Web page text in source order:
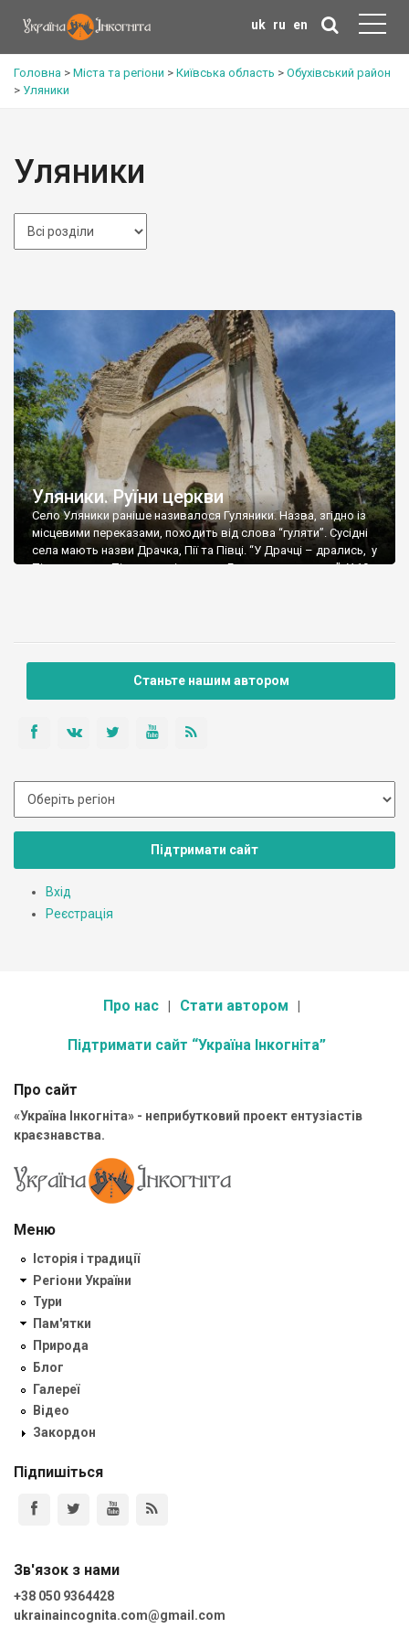
uk ru en
Головна > Міста та регіони > Київська область > Обухівський район
> Уляники
Уляники
Уляники. Руїни церкви
Село Уляники раніше називалося Гуляники. Назва, згідно із
місцевими переказами, походить від слова “гуляти”. Сусідні
села мають назви Драчка, Пії та Півці. “У Драчці – дрались, у
Піях – пили, у Півцях – співали, а у Гуляниках – гуляли.” У 19
Станьте нашим автором
Підтримати сайт
Вхід
Реєстрація
Про нас Стати автором
Підтримати сайт “Україна Інкогніта”
Про сайт
«Україна Інкогніта» - неприбутковий проект ентузіастів
краєзнавства.
Меню
Історія і традиції
Регіони України
Тури
Пам'ятки
Природа
Блог
Галереї
Відео
Закордон
Підпишіться
Зв'язок з нами
+38 050 9364428
ukrainaincognita.com@gmail.com